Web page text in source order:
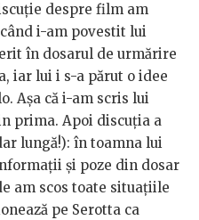
despre film am
i-am povestit lui
în dosarul de urmărire
iar lui i s-a părut o idee
Așa că i-am scris lui
prima. Apoi discuția a
lungă!): în toamna lui
și poze din dosar
am scos toate situațiile
pe Serotta ca